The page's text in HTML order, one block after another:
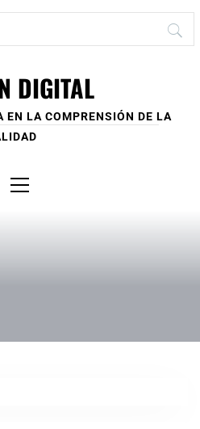
DIGITAL
EN LA COMPRENSIÓN DE LA
principal